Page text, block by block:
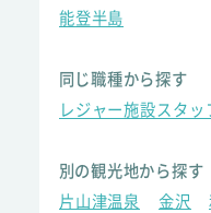
能登半島
同じ職種から探す
レジャー施設スタッ
別の観光地から探す
片山津温泉
金沢